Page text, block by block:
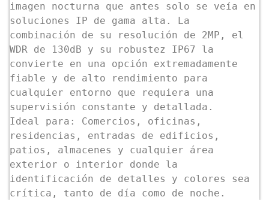
imagen nocturna que antes solo se veía en
soluciones IP de gama alta. La
combinación de su resolución de 2MP, el
WDR de 130dB y su robustez IP67 la
convierte en una opción extremadamente
fiable y de alto rendimiento para
cualquier entorno que requiera una
supervisión constante y detallada.
Ideal para: Comercios, oficinas,
residencias, entradas de edificios,
patios, almacenes y cualquier área
exterior o interior donde la
identificación de detalles y colores sea
crítica, tanto de día como de noche.